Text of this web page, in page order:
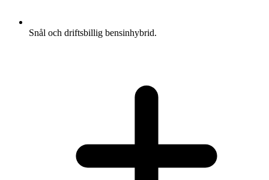
Snål och driftsbillig bensinhybrid.